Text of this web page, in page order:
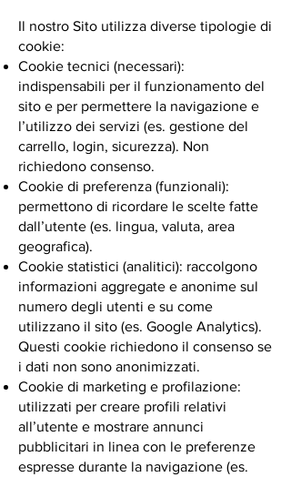
Il nostro Sito utilizza diverse tipologie di
cookie:
Cookie tecnici (necessari):
indispensabili per il funzionamento del
sito e per permettere la navigazione e
l’utilizzo dei servizi (es. gestione del
carrello, login, sicurezza). Non
richiedono consenso.
Cookie di preferenza (funzionali):
permettono di ricordare le scelte fatte
dall’utente (es. lingua, valuta, area
geografica).
Cookie statistici (analitici): raccolgono
informazioni aggregate e anonime sul
numero degli utenti e su come
utilizzano il sito (es. Google Analytics).
Questi cookie richiedono il consenso se
i dati non sono anonimizzati.
Cookie di marketing e profilazione:
utilizzati per creare profili relativi
all’utente e mostrare annunci
pubblicitari in linea con le preferenze
espresse durante la navigazione (es.